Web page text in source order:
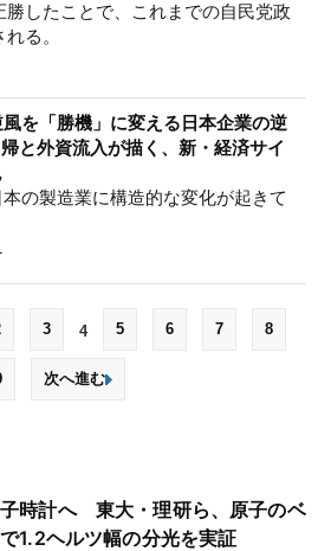
したことで、これまでの自民党政
る。
を「勝機」に変える日本企業の逆
と外資流入が描く、新・経済サイ
の製造業に構造的な変化が起きて
3 4 5 6 7 8
次へ進む
子時計へ 東大・理研ら、原子のベ
1.2ヘルツ幅の分光を実証